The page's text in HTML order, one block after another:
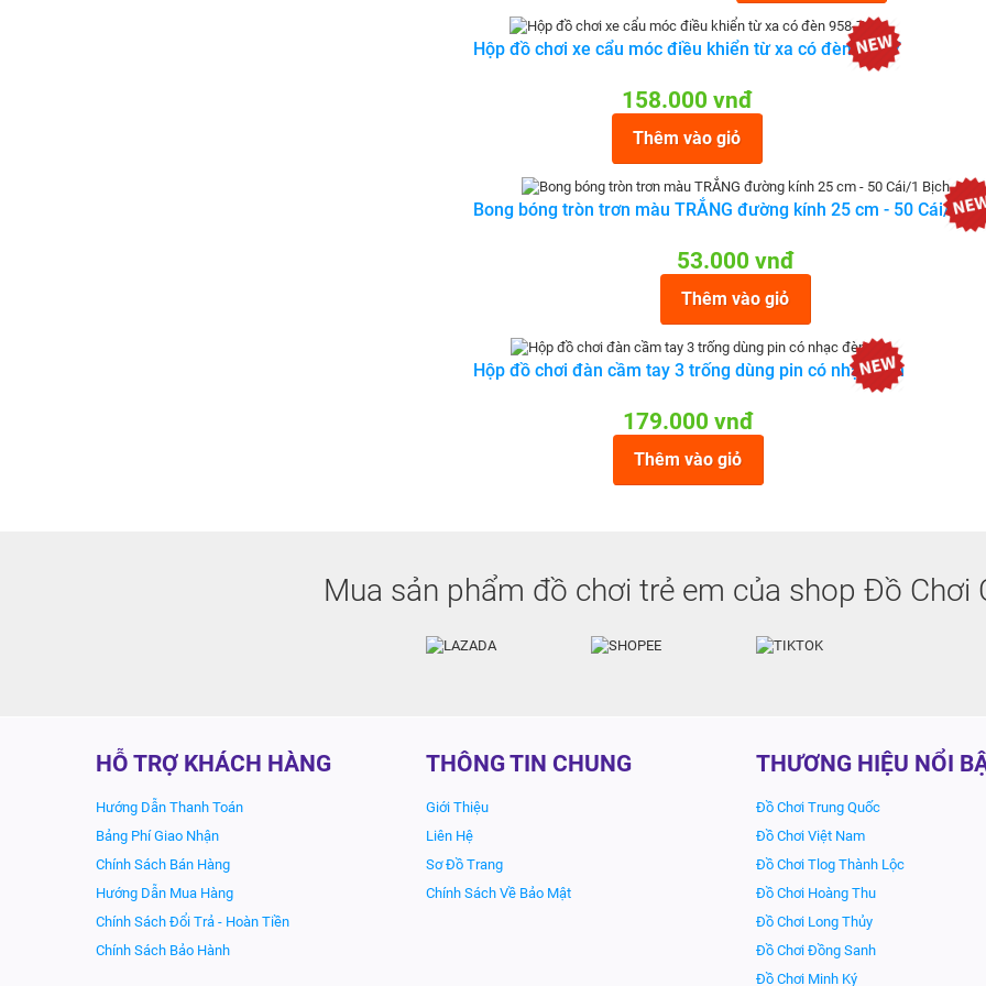
Hộp đồ chơi xe cẩu móc điều khiển từ xa có đèn 958-7
158.000 vnđ
Thêm vào giỏ
Bong bóng tròn trơn màu TRẮNG đường kính 25 cm - 50 Cái/1
53.000 vnđ
Thêm vào giỏ
Hộp đồ chơi đàn cầm tay 3 trống dùng pin có nhạc đèn
179.000 vnđ
Thêm vào giỏ
Mua sản phẩm đồ chơi trẻ em của shop Đồ Chơi
HỖ TRỢ KHÁCH HÀNG
Hướng Dẫn Thanh Toán
Bảng Phí Giao Nhận
Chính Sách Bán Hàng
Hướng Dẫn Mua Hàng
Chính Sách Đổi Trả - Hoàn Tiền
Chính Sách Bảo Hành
THÔNG TIN CHUNG
Giới Thiệu
Liên Hệ
Sơ Đồ Trang
Chính Sách Về Bảo Mật
THƯƠNG HIỆU NỔI
Đồ Chơi Trung Quốc
Đồ Chơi Việt Nam
Đồ Chơi Tlog Thành Lộc
Đồ Chơi Hoàng Thu
Đồ Chơi Long Thủy
Đồ Chơi Đồng Sanh
Đồ Chơi Minh Ký